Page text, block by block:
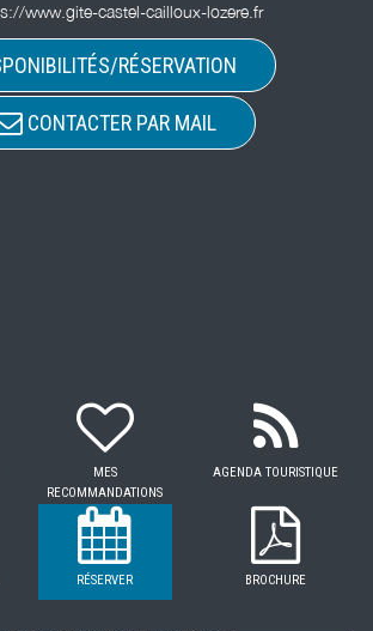
www.gite-castel-cailloux-lozere.fr
RÉSERVATION
CONTACTER PAR MAIL
MES
RECOMMANDATIONS
AGENDA TOURISTIQUE
RÉSERVER BROCHURE